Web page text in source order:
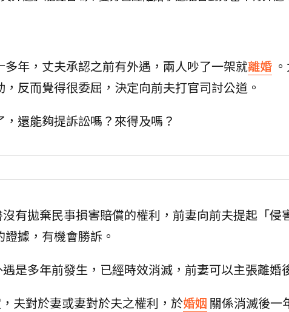
多年，丈夫承認之前有外遇，兩人吵了一架就離婚
反而覺得很委屈，決定向前夫打官司討公道。
還能夠提訴訟嗎？來得及嗎？
有拋棄民事損害賠償的權利，前妻向前夫提起「侵
據，有機會勝訴。
是多年前發生，已經時效消滅，前妻可以主張離婚
夫對於妻或妻對於夫之權利，於婚姻 關係消滅後一